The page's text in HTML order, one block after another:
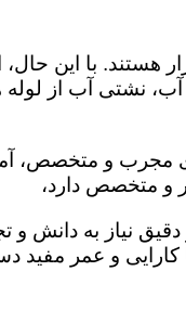
هستند. با این
نشتی آب از
مجرب و متخصص،
و متخصص دارد،
نیاز به دانش و
و عمر مفید